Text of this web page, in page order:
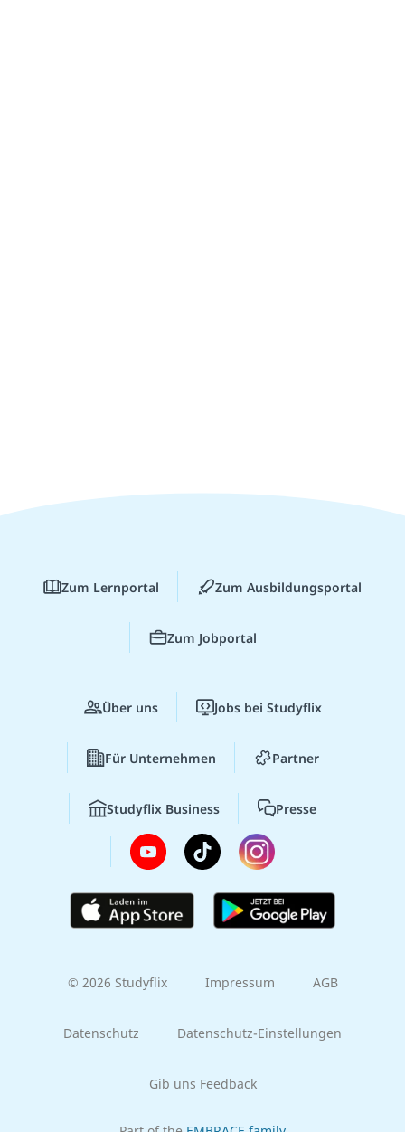
Zum Lernportal Zum Ausbildungsportal
Zum Jobportal
Über uns Jobs bei Studyflix
Für Unternehmen Partner
Studyflix Business Presse
© 2026 Studyflix Impressum AGB
Datenschutz Datenschutz-Einstellungen
Gib uns Feedback